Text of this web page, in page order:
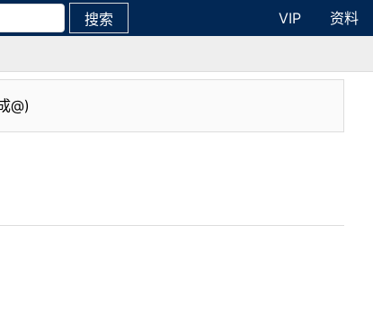
搜索 VIP
资料
@)